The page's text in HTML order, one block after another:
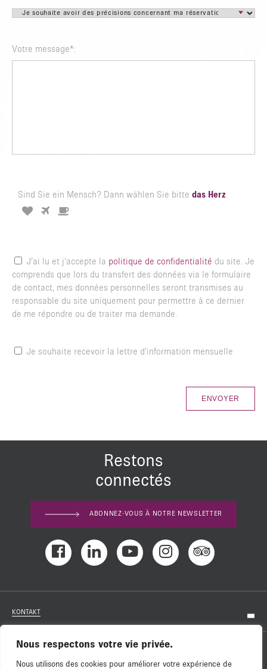
Nous respectons votre vie privée.
Nous utilisons des cookies pour améliorer votre expérience de
Votre message*:
Sind Sie ein Mensch? Dann wählen Sie bitte das Herz.
Sind
Dann
wählen
Sie
bitte
das
3
J’ai lu et j’accepte la politique de confidentialité du site. Je
comprends que lors du transfert des données via le formulaire
de contact, mes données personnelles seront transmises au
responsable du site uniquement pour permettre à ce dernier
de me répondre ou de traiter ma demande.
Je souhaite recevoir la lettre d’information mensuelle
ENVOYER
Restons
connectés
ABONNEZ-VOUS À NOTRE NEWSLETTER
KONTAKT